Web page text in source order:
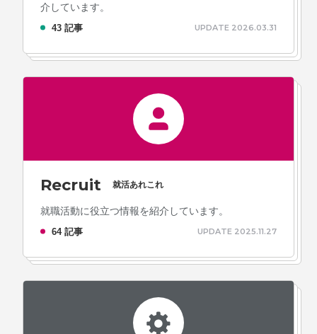
介しています。
43 記事 UPDATE 2026.03.31
Recruit 就活あれこれ
就職活動に役立つ情報を紹介しています。
64 記事 UPDATE 2025.11.27